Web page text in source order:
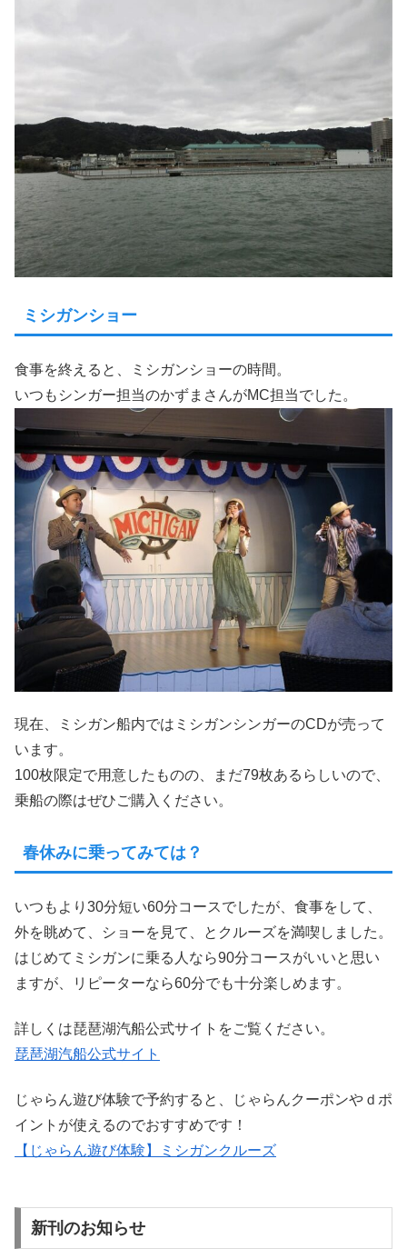
ミシガンショー
食事を終えると、ミシガンショーの時間。
いつもシンガー担当のかずまさんがMC担当でした。
現在、ミシガン船内ではミシガンシンガーのCDが売って
います。
100枚限定で用意したものの、まだ79枚あるらしいので、
乗船の際はぜひご購入ください。
春休みに乗ってみては？
いつもより30分短い60分コースでしたが、食事をして、
外を眺めて、ショーを見て、とクルーズを満喫しました。
はじめてミシガンに乗る人なら90分コースがいいと思い
ますが、リピーターなら60分でも十分楽しめます。
詳しくは琵琶湖汽船公式サイトをご覧ください。
琵琶湖汽船公式サイト
じゃらん遊び体験で予約すると、じゃらんクーポンやｄポ
イントが使えるのでおすすめです！
【じゃらん遊び体験】ミシガンクルーズ
新刊のお知らせ